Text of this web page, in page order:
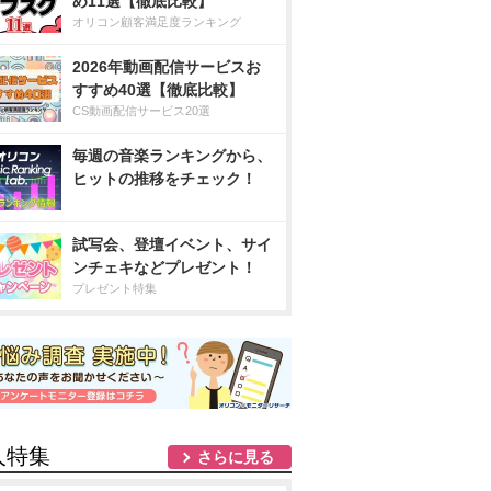
オリコン顧客満足度ランキング
2026年動画配信サービスお
すすめ40選【徹底比較】
CS動画配信サービス20選
毎週の音楽ランキングから、
ヒットの推移をチェック！
試写会、登壇イベント、サイ
ンチェキなどプレゼント！
プレゼント特集
特集 さらに見る